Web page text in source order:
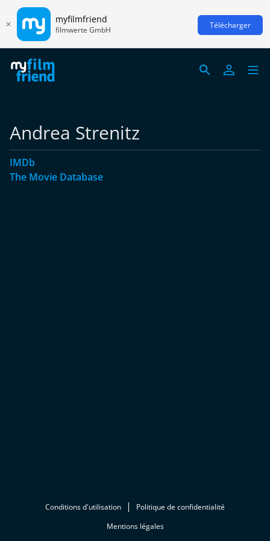
myfilmfriend
filmwerte GmbH Télécharger
Andrea Strenitz
IMDb
The Movie Database
Conditions d'utilisation
Politique de confidentialité
Mentions légales